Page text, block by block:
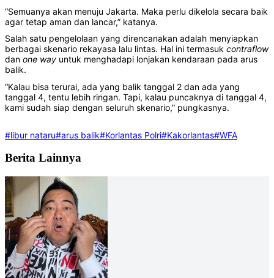
“Semuanya akan menuju Jakarta. Maka perlu dikelola secara baik
agar tetap aman dan lancar,” katanya.
Salah satu pengelolaan yang direncanakan adalah menyiapkan
berbagai skenario rekayasa lalu lintas. Hal ini termasuk contraflow
dan one way untuk menghadapi lonjakan kendaraan pada arus
balik.
“Kalau bisa terurai, ada yang balik tanggal 2 dan ada yang
tanggal 4, tentu lebih ringan. Tapi, kalau puncaknya di tanggal 4,
kami sudah siap dengan seluruh skenario,” pungkasnya.
#libur nataru#arus balik#Korlantas Polri#Kakorlantas#WFA
Berita Lainnya